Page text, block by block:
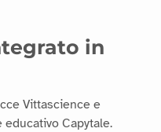
in
Vittascience e
Capytale.